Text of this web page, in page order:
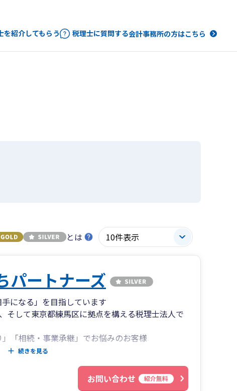
を紹介してもらう 税理士に質問する会計事務所の方はこちら
とは
パートナーズ
になる」を目指しています
そして東京都練馬区に拠点を構える税理士法人で
「相続・事業承継」でお悩みのお客様
ください！
続きを見る
お問い合わせ 紹介無料